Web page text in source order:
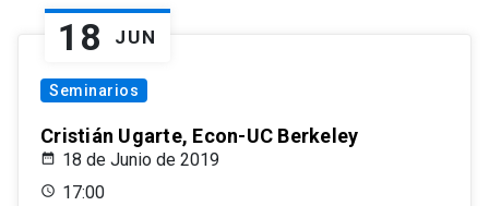
18 JUN
Seminarios
Cristián Ugarte, Econ-UC Berkeley
18 de Junio de 2019
17:00